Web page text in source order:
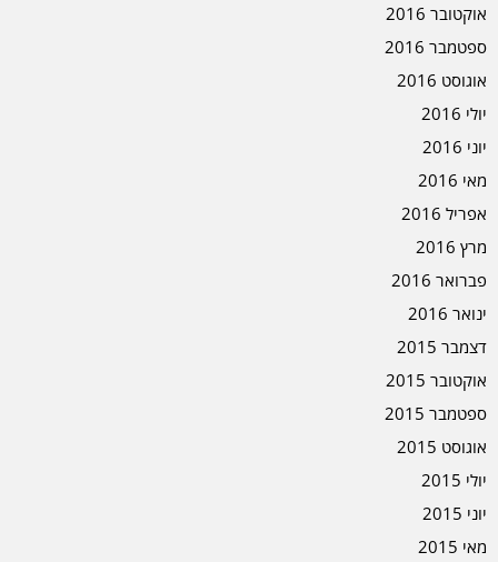
אוקטובר 2016
ספטמבר 2016
אוגוסט 2016
יולי 2016
יוני 2016
מאי 2016
אפריל 2016
מרץ 2016
פברואר 2016
ינואר 2016
דצמבר 2015
אוקטובר 2015
ספטמבר 2015
אוגוסט 2015
יולי 2015
יוני 2015
מאי 2015